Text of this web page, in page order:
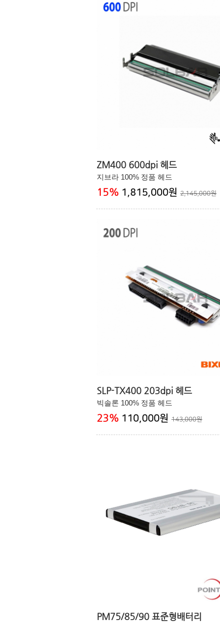
ZM400 600dpi 헤드
지브라 100% 정품 헤드
15% 1,815,000원 2,145,000원
SLP-TX400 203dpi 헤드
빅솔론 100% 정품 헤드
23% 110,000원 143,000원
PM75/85/90 표준형배터리